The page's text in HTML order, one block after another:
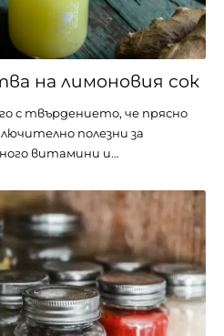
на лимоновия сок
с твърдението, че прясно
полезни за
витамини и…